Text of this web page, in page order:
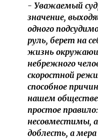
- Уважаемый
значение,
одного
руль, берет на
жизнь
небрежного
скоростной
способное
нашем
простое
несовместимы,
доблесть, а